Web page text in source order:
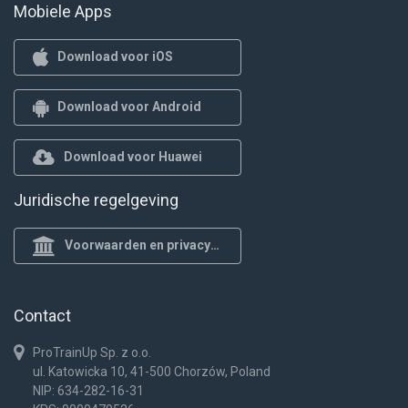
Mobiele Apps
Download voor iOS
Download voor Android
Download voor Huawei
Juridische regelgeving
Voorwaarden en privacybeleid
Contact
ProTrainUp Sp. z o.o.
ul. Katowicka 10, 41-500 Chorzów, Poland
NIP: 634-282-16-31